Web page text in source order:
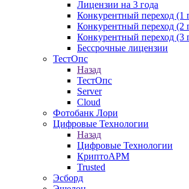
Лицензии на 3 года
Конкурентный переход (1
Конкурентный переход (2
Конкурентный переход (3
Бессрочные лицензии
ТестОпс
Назад
ТестОпс
Server
Cloud
Фотобанк Лори
Цифровые Технологии
Назад
Цифровые Технологии
КриптоАРМ
Trusted
Эсборд